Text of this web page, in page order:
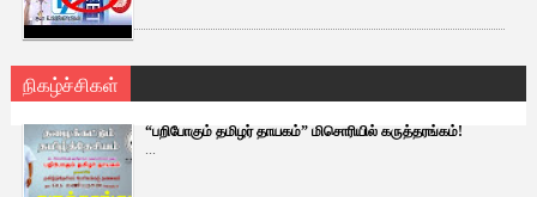
நிகழ்ச்சிகள்
“பறிபோகும் தமிழர் தாயகம்” மிசொரியில் கருத்தரங்கம்!
...